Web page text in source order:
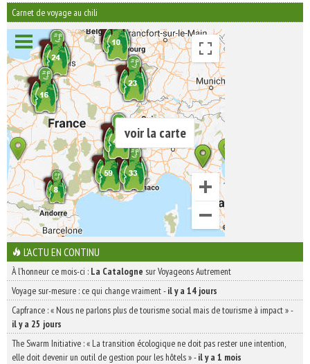
Carnet de voyage au chili
voir la carte
L'ACTU EN CONTINU
À l'honneur ce mois-ci : La Catalogne sur Voyageons Autrement
Voyage sur-mesure : ce qui change vraiment-il y a 14 jours
Capfrance : « Nous ne parlons plus de tourisme social mais de tourisme à impact »-
il y a 25 jours
The Swarm Initiative : « La transition écologique ne doit pas rester une intention,
elle doit devenir un outil de gestion pour les hôtels »-il y a 1 mois